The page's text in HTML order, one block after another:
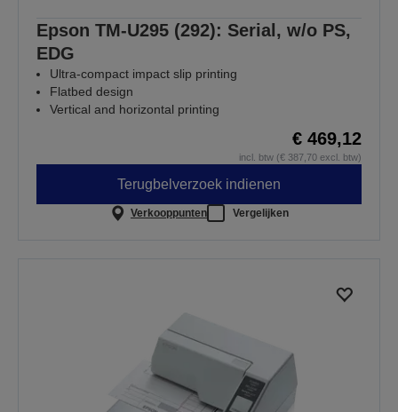
Epson TM-U295 (292): Serial, w/o PS,
EDG
Ultra-compact impact slip printing
Flatbed design
Vertical and horizontal printing
€ 469,12
incl. btw (€ 387,70 excl. btw)
Terugbelverzoek indienen
Verkooppunten Vergelijken